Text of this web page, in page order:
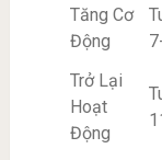
Tăng Cơ
Động
Trở Lại
Hoạt
Động